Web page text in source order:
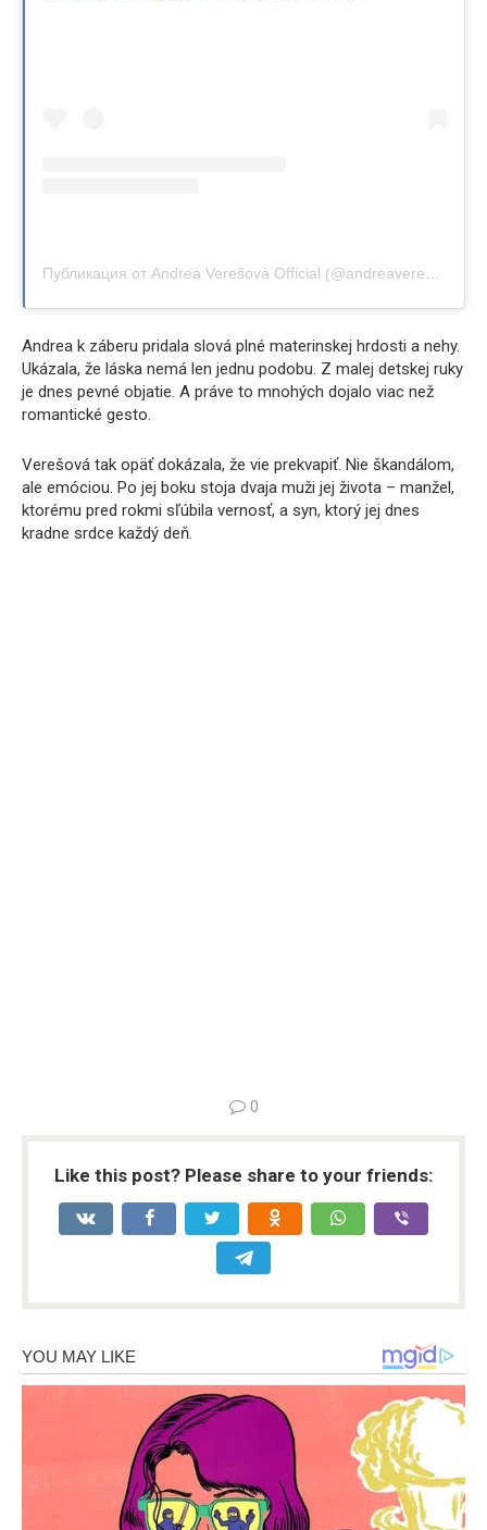
Andrea k záberu pridala slová plné materinskej hrdosti a nehy.
Ukázala, že láska nemá len jednu podobu. Z malej detskej ruky
je dnes pevné objatie. A práve to mnohých dojalo viac než
romantické gesto.
Verešová tak opäť dokázala, že vie prekvapiť. Nie škandálom,
ale emóciou. Po jej boku stoja dvaja muži jej života – manžel,
ktorému pred rokmi sľúbila vernosť, a syn, ktorý jej dnes
kradne srdce každý deň.
0
Like this post? Please share to your friends: